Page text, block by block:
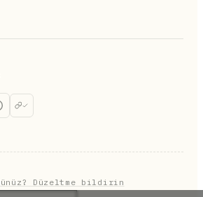
Düzeltme bildirin